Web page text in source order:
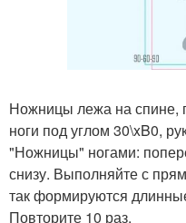
Ножницы лежа на спине,
ноги под углом 30\xB0,
"Ножницы" ногами:
снизу. Выполняйте с
так формируются
Повторите 10 раз.